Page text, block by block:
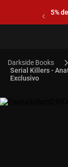
5%
Serial Killers -
Exclusivo